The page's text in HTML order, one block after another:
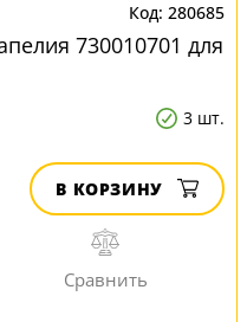
280685
730010701 для
3 шт.
В КОРЗИНУ